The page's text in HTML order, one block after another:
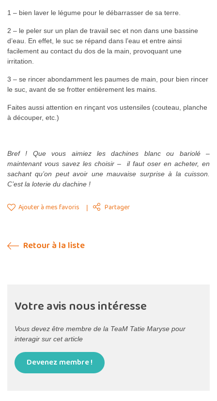
1 – bien laver le légume pour le débarrasser de sa terre.
2 – le peler sur un plan de travail sec et non dans une bassine
d’eau. En effet, le suc se répand dans l’eau et entre ainsi
facilement au contact du dos de la main, provoquant une
irritation.
3 – se rincer abondamment les paumes de main, pour bien rincer
le suc, avant de se frotter entièrement les mains.
Faites aussi attention en rinçant vos ustensiles (couteau, planche
à découper, etc.)
Bref ! Que vous aimiez les dachines blanc ou bariolé –
maintenant vous savez les choisir – il faut oser en acheter, en
sachant qu’on peut avoir une mauvaise surprise à la cuisson.
C’est la loterie du dachine !
Ajouter à mes favoris Partager
Retour à la liste
Votre avis nous intéresse
Vous devez être membre de la TeaM Tatie Maryse pour
interagir sur cet article
Devenez membre !